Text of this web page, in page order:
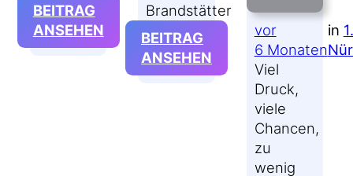
BEITRAG
ANSEHEN:
#WMDEDGT
AM
Brandstätter
BEITRAG
ANSEHEN
GELESEN:
vor
6 Monaten
in
Viel
Druck,
viele
Chancen,
zu
wenig